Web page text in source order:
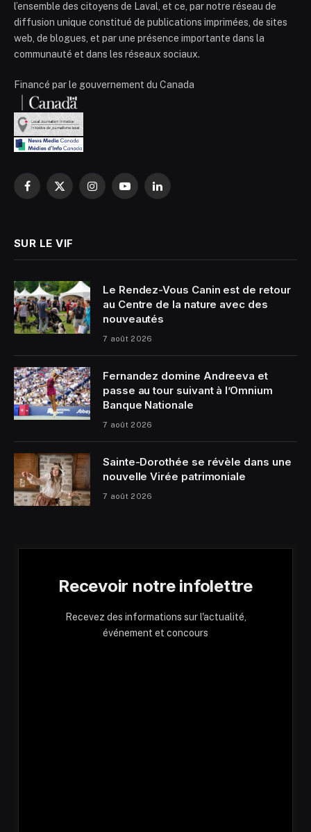
l’ensemble des citoyens de Laval, et ce, par notre réseau de
diffusion unique constitué de publications imprimées, de sites
web, de blogues, et par une présence importante dans la
communauté et dans les réseaux sociaux.
Financé par le gouvernement du Canada
Facebook
X
InstagramYouTubeLinkedIn
SUR LE VIF
Le Rendez-Vous Canin est de retour
au Centre de la nature avec des
nouveautés
7 août 2026
Fernandez domine Andreeva et
passe au tour suivant à l’Omnium
Banque Nationale
7 août 2026
Sainte-Dorothée se révèle dans une
nouvelle Virée patrimoniale
7 août 2026
Recevoir notre infolettre
Recevez des informations sur l'actualité,
événement et concours